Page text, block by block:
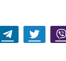
Telegram Twitter